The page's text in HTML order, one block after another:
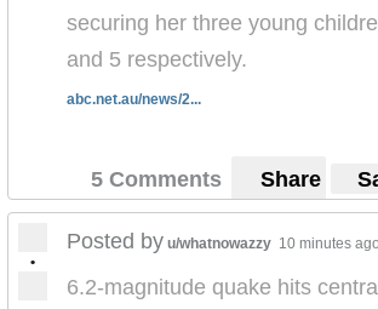
securing her three young
and 5 respectively.
abc.net.au/news/2...
5 Comments Share
•
Posted by u/whatnowazzy 10 minutes ago
6.2-magnitude quake hits